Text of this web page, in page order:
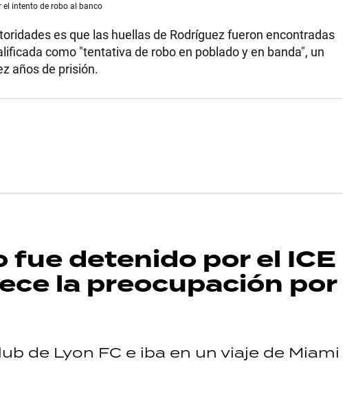
el intento de robo al banco
es que las huellas de Rodríguez fueron encontradas
como "tentativa de robo en poblado y en banda", un
años de prisión.
detenido por el ICE
la preocupación por
de Lyon FC e iba en un viaje de Miami